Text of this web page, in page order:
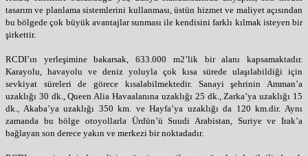
tasarım ve planlama sistemlerini kullanması, üstün hizmet ve maliyet açısından
bu bölgede çok büyük avantajlar sunması ile kendisini farklı kılmak isteyen bir
şirkettir.
RCDI’ın yerleşimine bakarsak, 633.000 m2’lik bir alanı kapsamaktadır.
Karayolu, havayolu ve deniz yoluyla çok kısa sürede ulaşılabildiği için
sevkiyat süreleri de görece kısalabilmektedir. Sanayi şehrinin Amman’a
uzaklığı 30 dk., Queen Alia Havaalanına uzaklığı 25 dk., Zarka’ya uzaklığı 15
dk., Akaba’ya uzaklığı 350 km. ve Hayfa’ya uzaklığı da 120 km.dir. Aynı
zamanda bu bölge otoyollarla Ürdün’ü Suudi Arabistan, Suriye ve Irak’a
bağlayan son derece yakın ve merkezi bir noktadadır.